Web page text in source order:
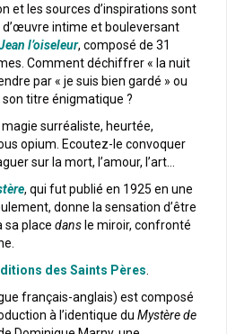
et les sources d’inspirations sont
intime et bouleversant
l’oiseleur, composé de 31
Comment déchiffrer « la nuit
par « je suis bien gardé » ou
titre énigmatique ?
surréaliste, heurtée,
opium. Ecoutez-le convoquer
sur la mort, l’amour, l’art…
, qui fut publié en 1925 en une
donne la sensation d’être
sa place dans le miroir, confronté
des Saints Pères
français-anglais) est composé
à l’identique du Mystère de